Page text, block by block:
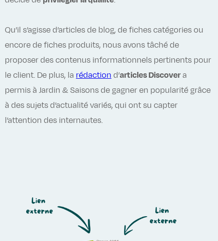
Qu’il s’agisse d’articles de blog, de fiches catégories ou
encore de fiches produits, nous avons tâché de
proposer des contenus informationnels pertinents pour
le client. De plus, la rédaction d’articles Discover a
permis à Jardin & Saisons de gagner en popularité grâce
à des sujets d’actualité variés, qui ont su capter
l’attention des internautes.